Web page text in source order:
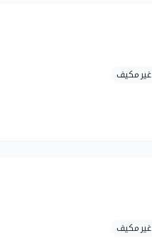
غير مكيف
غير مكيف